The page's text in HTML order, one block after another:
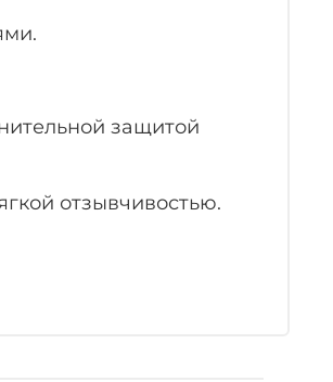
защитой
отзывчивостью.